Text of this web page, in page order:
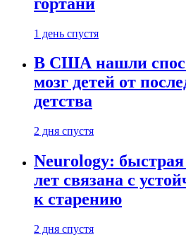
1 день спустя
В США нашли
мозг детей от
детства
2 дня спустя
Neurology: быстрая
лет связана с
к старению
2 дня спустя